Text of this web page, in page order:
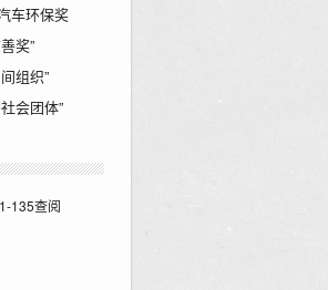
车环保奖
奖”
组织”
会团体”
135查阅